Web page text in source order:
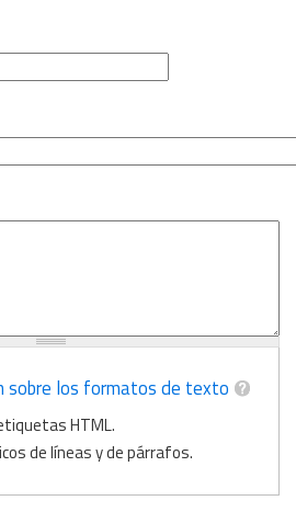
sobre los formatos de texto
HTML.
de líneas y de párrafos.